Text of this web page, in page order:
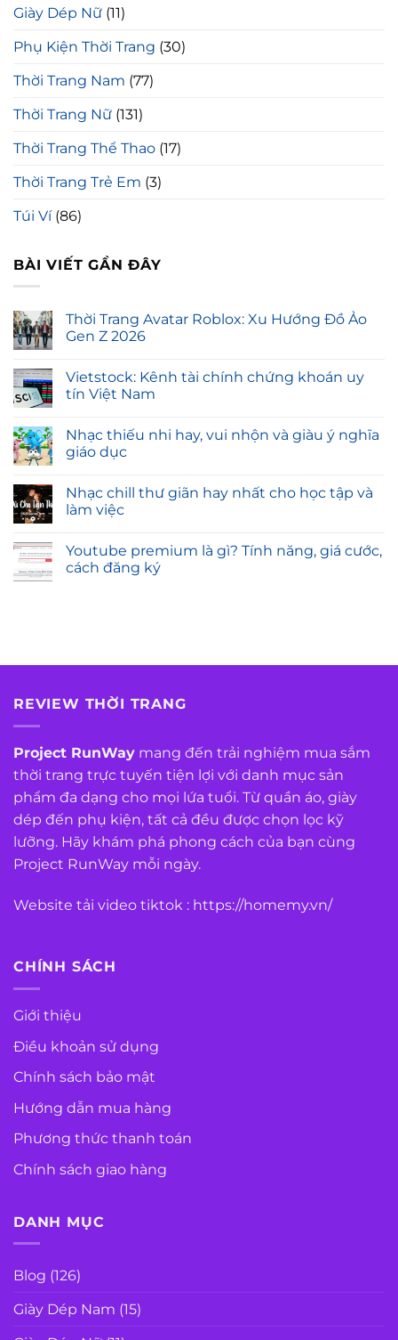
Giày Dép Nữ (11)
Phụ Kiện Thời Trang (30)
Thời Trang Nam (77)
Thời Trang Nữ (131)
Thời Trang Thể Thao (17)
Thời Trang Trẻ Em (3)
Túi Ví(86)
BÀI VIẾT GẦN ĐÂY
Thời Trang Avatar Roblox: Xu Hướng Đồ Ảo
Gen Z 2026
Vietstock: Kênh tài chính chứng khoán uy
tín Việt Nam
Nhạc thiếu nhi hay, vui nhộn và giàu ý nghĩa
giáo dục
Nhạc chill thư giãn hay nhất cho học tập và
làm việc
Youtube premium là gì? Tính năng, giá cước,
cách đăng ký
REVIEW THỜI TRANG
Project RunWay mang đến trải nghiệm mua sắm
thời trang trực tuyến tiện lợi với danh mục sản
phẩm đa dạng cho mọi lứa tuổi. Từ quần áo, giày
dép đến phụ kiện, tất cả đều được chọn lọc kỹ
lưỡng. Hãy khám phá phong cách của bạn cùng
Project RunWay mỗi ngày.
Website tải video tiktok : https://homemy.vn/
CHÍNH SÁCH
Giới thiệu
Điều khoản sử dụng
Chính sách bảo mật
Hướng dẫn mua hàng
Phương thức thanh toán
Chính sách giao hàng
DANH MỤC
Blog (126)
Giày Dép Nam (15)